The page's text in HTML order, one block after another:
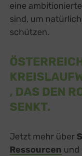
eine ambitionierte
sind, um
schützen.
, DAS DEN
SENKT.
Jetzt mehr über
Ressourcen und